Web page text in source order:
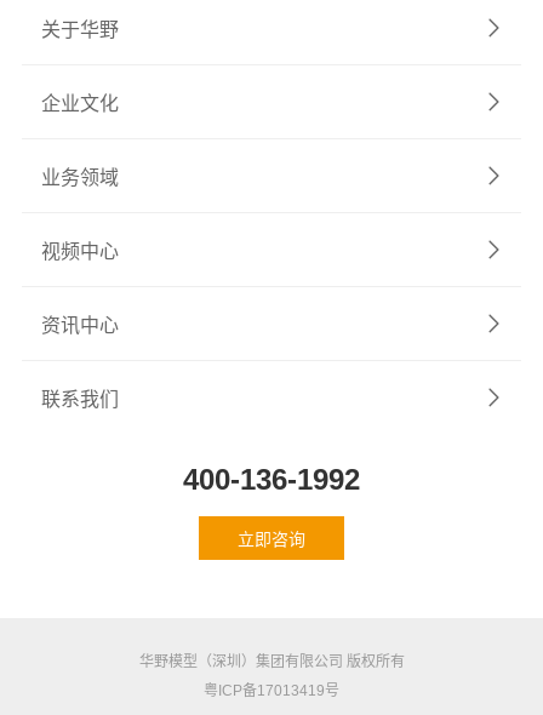
关于华野
企业文化
业务领域
视频中心
资讯中心
联系我们
400-136-1992
立即咨询
华野模型（深圳）集团有限公司 版权所有
粤ICP备17013419号